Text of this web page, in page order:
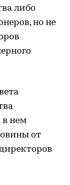
либо
но не
в нем
от